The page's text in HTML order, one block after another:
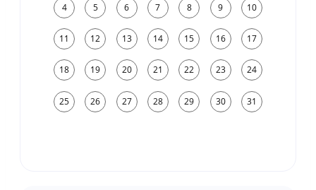
4 5 6 7 8 9 10
11 12 13 14 15 16 17
18 19 20 21 22 23 24
25 26 27 28 29 30 31